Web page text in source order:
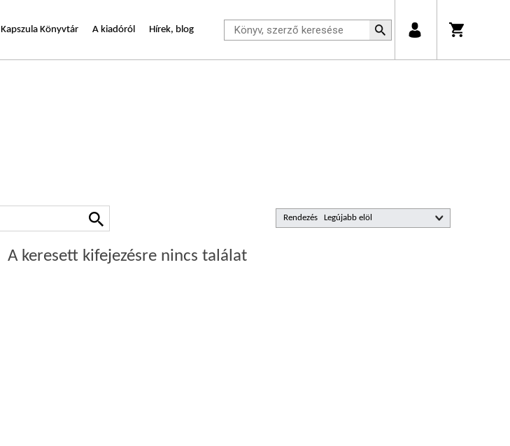
Kapszula Könyvtár A kiadóról Hírek, blog
Rendezés
A keresett kifejezésre nincs találat